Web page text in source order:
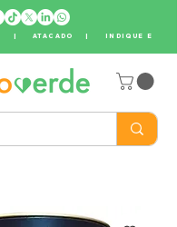
|ATACADO | INDIQUE E